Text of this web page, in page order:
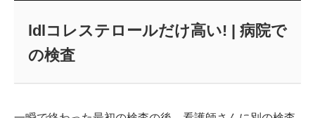
ldlコレステロールだけ高い! | 病院で
の検査